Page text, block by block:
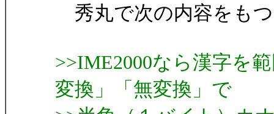
秀丸で次の内容をも
>>IME2000なら漢字を
変換」「無変換」で